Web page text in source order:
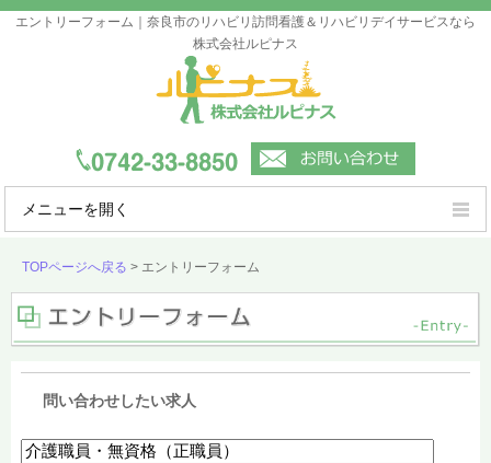
エントリーフォーム｜奈良市のリハビリ訪問看護＆リハビリデイサービスなら
株式会社ルピナス
メニューを開く
ルピナスの強み
ご利用案内
事業所一覧
会社概要
よくあるご質問
TOPページへ戻る > エントリーフォーム
問い合わせしたい求人